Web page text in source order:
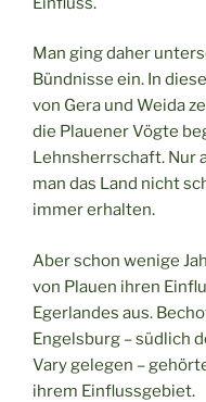
Man ging daher
Bündnisse ein. In
von Gera und Weida
die Plauener Vögte
Lehnsherrschaft. Nur
man das Land nicht
immer erhalten.
Aber schon wenige
von Plauen ihren
Egerlandes aus.
Engelsburg – südlich
Vary gelegen –
ihrem Einflussgebiet.